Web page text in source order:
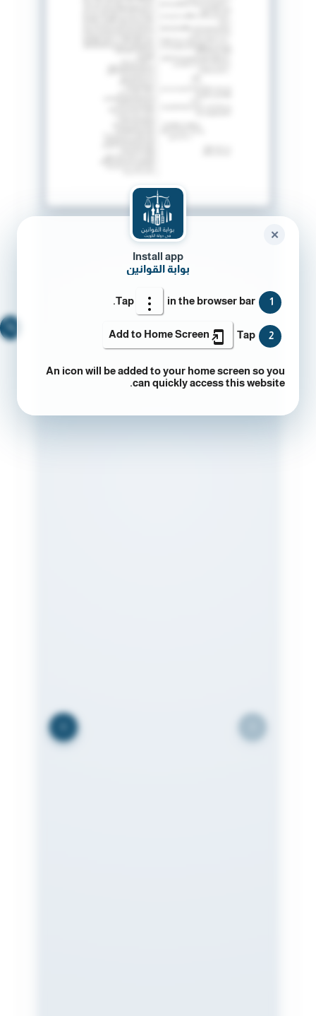
Install app
بوابة القوانين
1
Tap in the browser bar.
2
Tap
Add to Home Screen
An icon will be added to your home screen so you
can quickly access this website.
✕